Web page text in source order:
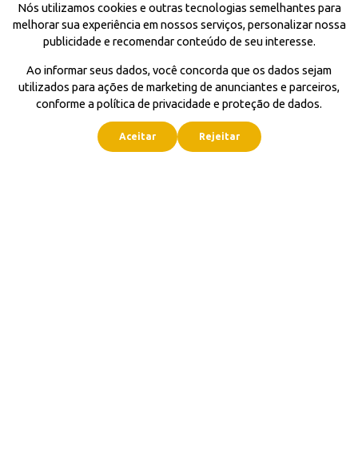
Nós utilizamos cookies e outras tecnologias semelhantes para
melhorar sua experiência em nossos serviços, personalizar nossa
publicidade e recomendar conteúdo de seu interesse.
Ao informar seus dados, você concorda que os dados sejam
utilizados para ações de marketing de anunciantes e parceiros,
conforme a política de privacidade e proteção de dados.
Aceitar Rejeitar